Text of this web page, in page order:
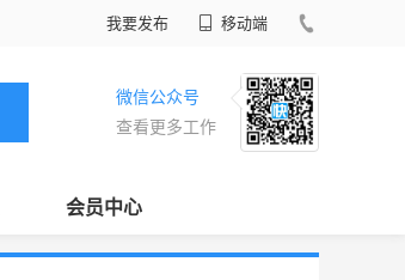
我要发布 移动端
微信公众号
查看更多工作
会员中心